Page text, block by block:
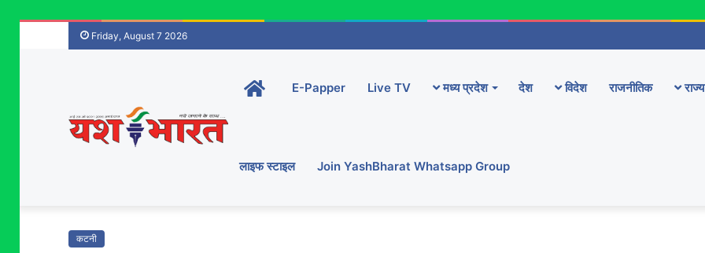
Friday, August 7 2026
Home-
main
E-Papper Live TV मध्य प्रदेश देश विदेश राजनीतिक राज्य
लाइफ स्टाइल Join YashBharat Whatsapp Group
कटनी